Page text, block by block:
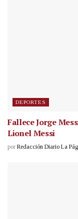
DEPORTES
Fallece Jorge
Lionel Messi
por Redacción Diario La